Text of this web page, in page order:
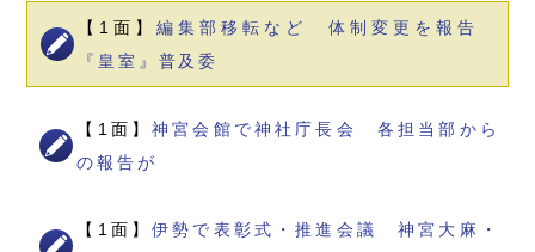
【1面】編集部移転など 体制変更を報告
『皇室』普及委
【1面】神宮会館で神社庁長会 各担当部から
の報告が
【1面】伊勢で表彰式・推進会議 神宮大麻・